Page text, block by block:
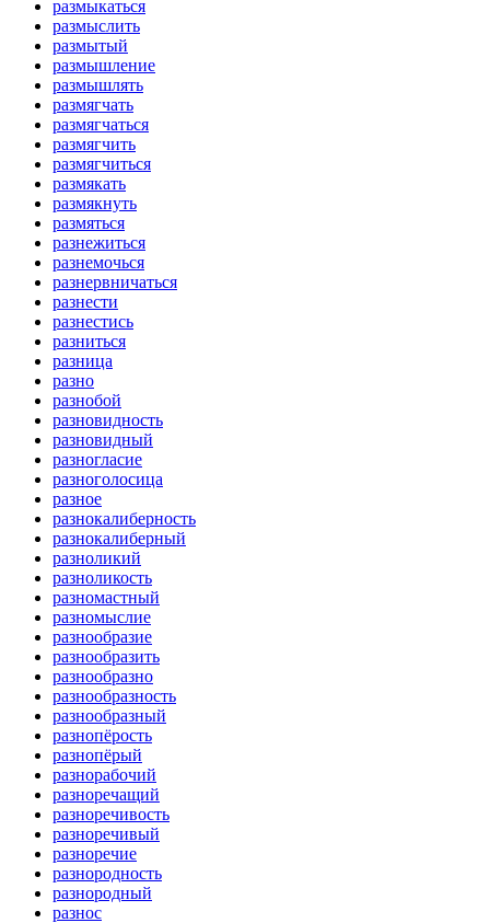
размыкаться
размыслить
размытый
размышление
размышлять
размягчать
размягчаться
размягчить
размягчиться
размякать
размякнуть
размяться
разнежиться
разнемочься
разнервничаться
разнести
разнестись
разниться
разница
разно
разнобой
разновидность
разновидный
разногласие
разноголосица
разное
разнокалиберность
разнокалиберный
разноликий
разноликость
разномастный
разномыслие
разнообразие
разнообразить
разнообразно
разнообразность
разнообразный
разнопёрость
разнопёрый
разнорабочий
разноречащий
разноречивость
разноречивый
разноречие
разнородность
разнородный
разнос